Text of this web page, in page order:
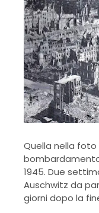
Quella nella foto
1945. Due
Auschwitz da
giorni dopo la